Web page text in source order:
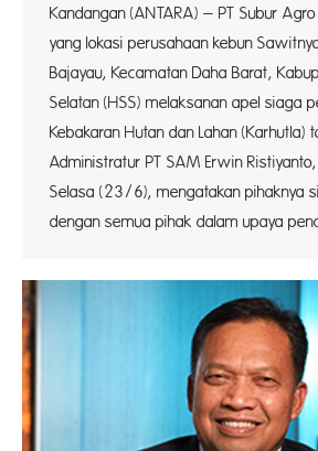
Kandangan (ANTARA) – PT Subur
yang lokasi perusahaan kebun
Bajayau, Kecamatan Daha Barat,
Selatan (HSS) melaksanan apel siaga
Kebakaran Hutan dan Lahan (Karhutla)
Administratur PT SAM Erwin
Selasa (23/6), mengatakan pihaknya
dengan semua pihak dalam upaya